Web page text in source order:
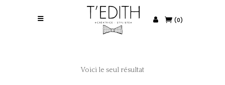
(0)
Voici le seul résultat